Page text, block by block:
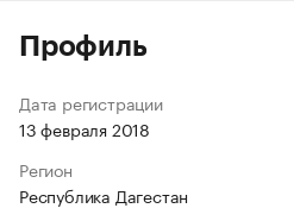
Профиль
Дата регистрации
13 февраля 2018
Регион
Республика Дагестан